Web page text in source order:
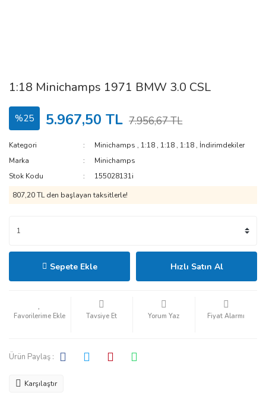
1:18 Minichamps 1971 BMW 3.0 CSL
%25 5.967,50 TL 7.956,67 TL
Kategori Minichamps , 1:18 , 1:18 , 1:18 , İndirimdekiler
Marka
Minichamps
Stok Kodu
155028131i
807,20 TL den başlayan taksitlerle!
Sepete Ekle Hızlı Satın Al
Tavsiye Et Yorum Yaz Fiyat Alarmı
Ürün Paylaş :
Karşılaştır